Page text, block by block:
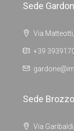
Sede
Via
+39
Sede
Via